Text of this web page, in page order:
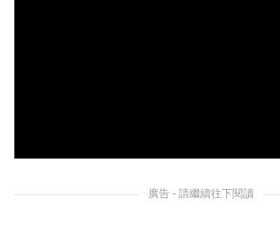
廣告 - 請繼續往下閱讀